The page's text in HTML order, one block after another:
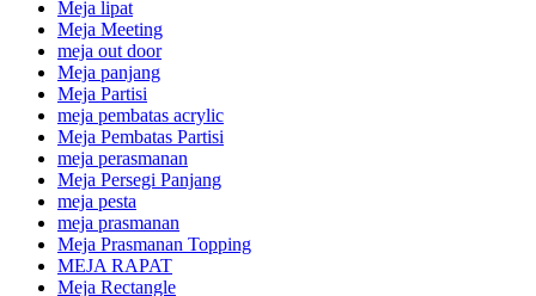
Meja lipat
Meja Meeting
meja out door
Meja panjang
Meja Partisi
meja pembatas acrylic
Meja Pembatas Partisi
meja perasmanan
Meja Persegi Panjang
meja pesta
meja prasmanan
Meja Prasmanan Topping
MEJA RAPAT
Meja Rectangle